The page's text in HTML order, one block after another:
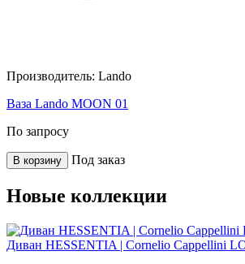
Производитель: Lando
Ваза Lando MOON 01
По запросу
В корзину Под заказ
Новые коллекции
Диван HESSENTIA | Cornelio Cappellini